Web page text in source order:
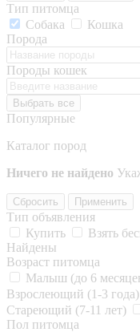
Тип питомца
Собака
Кошка
Порода
Породы кошек
Выбрать все
Популярные
Каталог пород
Ничего не найдено
Сбросить Применить
Тип объявления
Купить
Взять
Найдены
Возраст питомца
Малыш (до 6
Взрослеющий (1-3 года)
Стареющий (7-11 лет)
Пол питомца